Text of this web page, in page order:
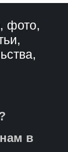
фото,
в